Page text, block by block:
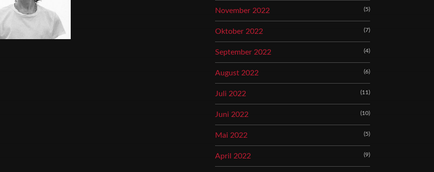
November 2022 (5)
Oktober 2022 (7)
September 2022 (4)
August 2022 (6)
Juli 2022 (11)
Juni 2022 (10)
Mai 2022 (5)
April 2022 (9)